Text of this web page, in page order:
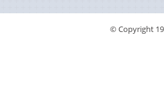
© Copyright